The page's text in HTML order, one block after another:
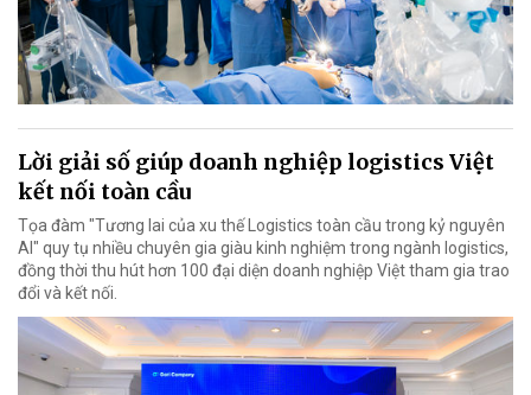
Lời giải số giúp doanh nghiệp logistics Việt
kết nối toàn cầu
Tọa đàm "Tương lai của xu thế Logistics toàn cầu trong kỷ nguyên
AI" quy tụ nhiều chuyên gia giàu kinh nghiệm trong ngành logistics,
đồng thời thu hút hơn 100 đại diện doanh nghiệp Việt tham gia trao
đổi và kết nối.